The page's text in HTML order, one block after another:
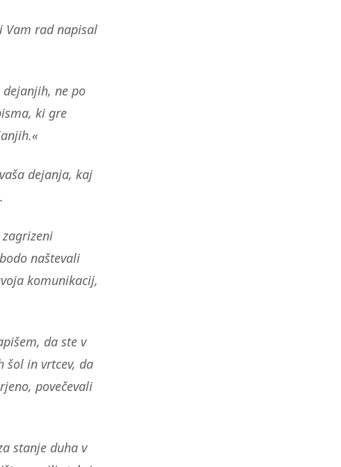
Vam rad napisal
ne po
ki gre
dejanja, kaj
naštevali
komunikacij,
da ste v
šol in vrtcev, da
povečevali
stanje duha v